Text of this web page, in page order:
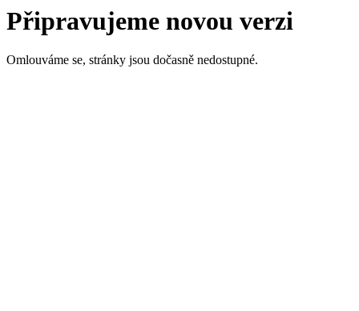
Připravujeme novou verzi
Omlouváme se, stránky jsou dočasně nedostupné.